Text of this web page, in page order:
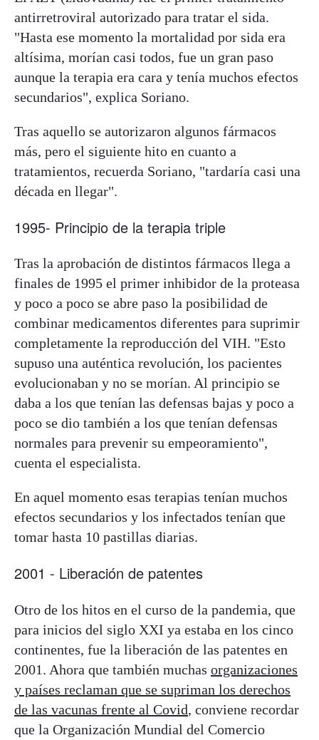
antirretroviral autorizado para tratar el sida.
"Hasta ese momento la mortalidad por sida era
altísima, morían casi todos, fue un gran paso
aunque la terapia era cara y tenía muchos efectos
secundarios", explica Soriano.
Tras aquello se autorizaron algunos fármacos
más, pero el siguiente hito en cuanto a
tratamientos, recuerda Soriano, "tardaría casi una
década en llegar".
1995- Principio de la terapia triple
Tras la aprobación de distintos fármacos llega a
finales de 1995 el primer inhibidor de la proteasa
y poco a poco se abre paso la posibilidad de
combinar medicamentos diferentes para suprimir
completamente la reproducción del VIH. "Esto
supuso una auténtica revolución, los pacientes
evolucionaban y no se morían. Al principio se
daba a los que tenían las defensas bajas y poco a
poco se dio también a los que tenían defensas
normales para prevenir su empeoramiento",
cuenta el especialista.
En aquel momento esas terapias tenían muchos
efectos secundarios y los infectados tenían que
tomar hasta 10 pastillas diarias.
2001 - Liberación de patentes
Otro de los hitos en el curso de la pandemia, que
para inicios del siglo XXI ya estaba en los cinco
continentes, fue la liberación de las patentes en
2001. Ahora que también muchas organizaciones
y países reclaman que se supriman los derechos
de las vacunas frente al Covid, conviene recordar
que la Organización Mundial del Comercio